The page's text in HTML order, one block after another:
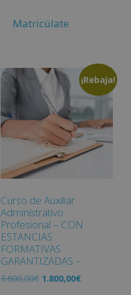
Matricúlate
¡Rebaja!
Curso de Auxiliar
Administrativo
Profesional – CON
ESTANCIAS
FORMATIVAS
GARANTIZADAS –
3.600,00€ 1.800,00€